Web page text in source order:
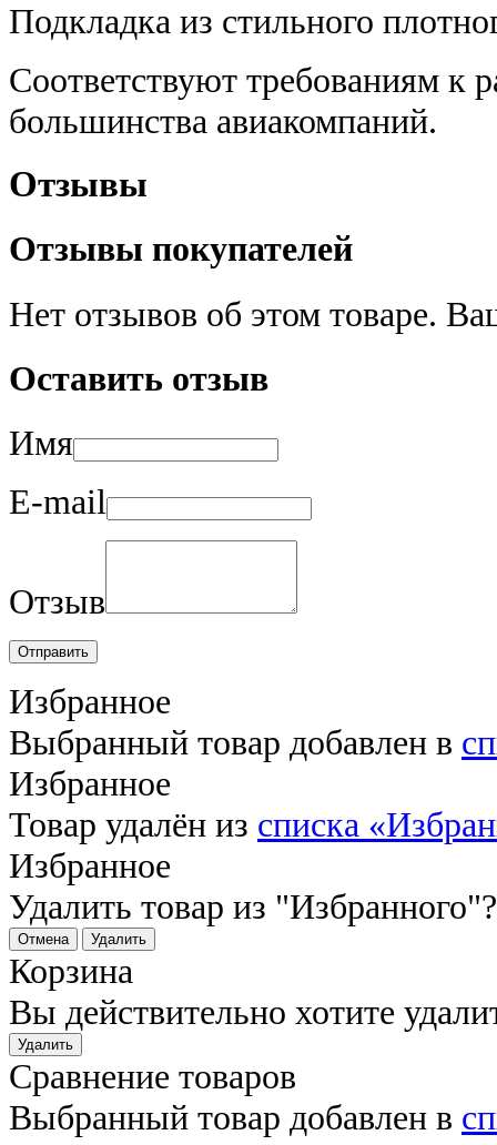
Подкладка из стильного
Соответствуют требованиям к
большинства авиакомпаний.
Отзывы
Отзывы покупателей
Нет отзывов об этом товаре.
Оставить отзыв
Имя
E-mail
Отзыв
Отправить
Избранное
Выбранный товар добавлен в
Избранное
Товар удалён из списка
Избранное
Удалить товар из "Избранного"?
Отмена Удалить
Корзина
Вы действительно хотите
Удалить
Сравнение товаров
Выбранный товар добавлен в